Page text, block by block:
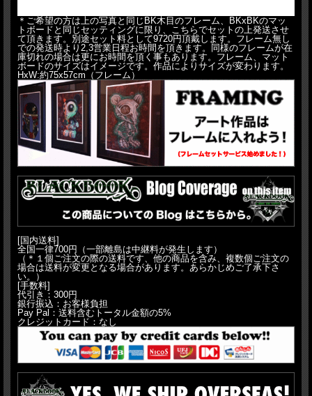
＊ご希望の方は上の写真と同じBK木目のフレーム、BKxBKのマッ
トボードと同じセッティングに限り、こちらでセットの上発送させ
て頂きます。別途セット料として9720円頂戴します。フレーム無し
での発送時より2,3営業日程お時間を頂きます。同様のフレームが在
庫切れの場合は更にお時間を頂く事もあります。フレーム、マット
ボードのサイズはイメージです。作品によりサイズが変わります。
HxW:約75x57cm（フレーム）
[国内送料]
全国一律700円（一部離島は中継料が発生します）
（＊１個ご注文の際の送料です、他の商品を含み、複数個ご注文の
場合は送料が変更となる場合があります。あらかじめご了承下さ
い。）
[手数料]
代引き：300円
銀行振込：お客様負担
Pay Pal：送料含むトータル金額の5%
クレジットカード：なし